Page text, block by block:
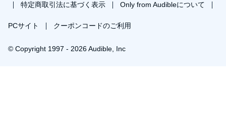
特定商取引法に基づく表示 Only from Audibleについて
PCサイト クーポンコードのご利用
© Copyright 1997 - 2026 Audible, Inc